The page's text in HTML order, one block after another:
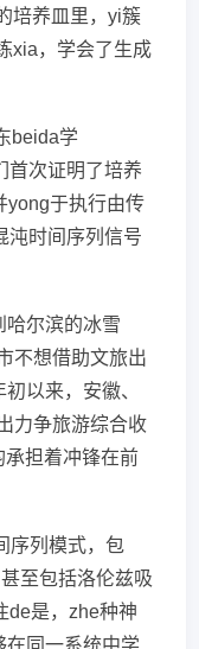
培养皿里，yi簇
xia，学会了生成
beida学
首次证明了培养
yong于执行由传
沌时间序列信号
哈尔滨的冰雪
不想借助文旅出
以来，安徽、
力争旅游综合收
承担着冲锋在前
序列模式，包
至包括洛伦兹吸
de是，zhe种神
在同一系统中学